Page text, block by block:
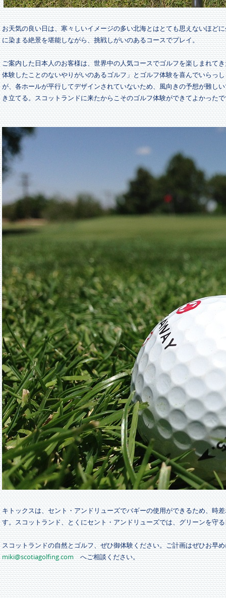
お天気の良い日は、寒々しいイメージの多い北海とはとても思えないほど
に染まる絶景を堪能しながら、挑戦しがいのあるコースでプレイ。
ご案内した日本人のお客様は、世界中の人気コースでゴルフを楽しまれて
体験したことのないやりがいのあるゴルフ」とゴルフ体験を喜んでいらっ
が、各ホールが平行してデザインされていないため、風向きの予想が難し
き立てる。スコットランドに来たからこそのゴルフ体験ができてよかった
キトックスは、セント・アンドリューズでバギーの使用ができるため、時
す。スコットランド、とくにセント・アンドリューズでは、グリーンを守
スコットランドの自然とゴルフ、ぜひ御体験ください。ご計画はぜひお
miki@scotiagolfing.comへご相談ください。